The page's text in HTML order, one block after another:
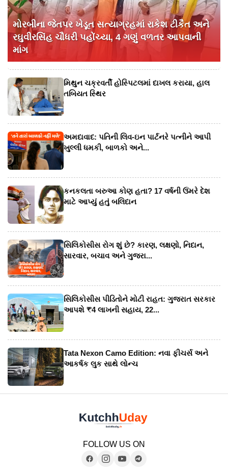
મોરબીના જેતપર ખેડૂત સત્યાગ્રહમાં રાકેશ ટીકૈત અને
રઘુવીરસિંહ ચૌધરી પહોંચ્યા, 4 ગણું વળતર આપવાની
માંગ
મિથુન ચક્રવર્તી હોસ્પિટલમાં દાખલ કરાયા, હાલ
તબિયત સ્થિર
અમદાવાદ: પતિની લિવ-ઇન પાર્ટનરે પત્નીને આપી
ખુલ્લી ધમકી, બાળકો અને...
કનકલતા બરુઆ કોણ હતા? 17 વર્ષની ઉંમરે દેશ
માટે આપ્યું હતું બલિદાન
સિલિકોસીસ રોગ શું છે? કારણ, લક્ષણો, નિદાન,
સારવાર, બચાવ અને ગુજરા...
સિલિકોસીસ પીડિતોને મોટી રાહત: ગુજરાત સરકાર
આપશે ₹4 લાખની સહાય, 22...
Tata Nexon Camo Edition: નવા ફીચર્સ અને
આકર્ષક લુક સાથે લોન્ચ
FOLLOW US ON